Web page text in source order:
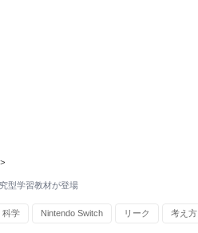
>
型学習教材が登場
科学 Nintendo Switch リーク 考え方